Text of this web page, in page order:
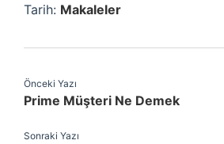
Tarih: Makaleler
Önceki Yazı
Prime Müşteri Ne Demek
Sonraki Yazı